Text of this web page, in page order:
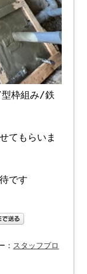
枠組み/鉄
てもらいま
です
： スタッフブロ